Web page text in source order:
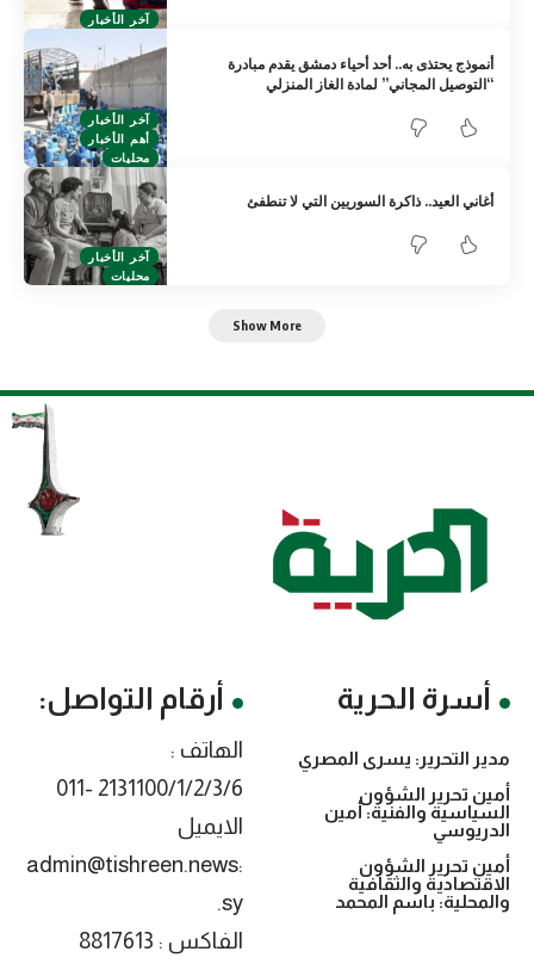
آخر الأخبار
آخر الأخبار
أهم الأخبار
محليات
أنموذج يحتذى به.. أحد أحياء دمشق يقدم مبادرة
“التوصيل المجاني” لمادة الغاز المنزلي
آخر الأخبار
محليات
أغاني العيد.. ذاكرة السوريين التي لا تنطفئ
Show More
أسرة الحرية
مدير التحرير: يسرى المصري
أمين تحرير الشؤون
السياسية والفنية: أمين
الدريوسي
أمين تحرير الشؤون
الاقتصادية والثقافية
والمحلية: باسم المحمد
أرقام التواصل:
الهاتف :
2131100/1/2/3/6 -011
الايميل
:admin@tishreen.news
.sy
الفاكس : 8817613